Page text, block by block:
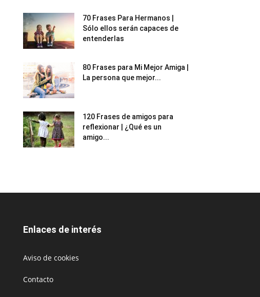
70 Frases Para Hermanos |
Sólo ellos serán capaces de
entenderlas
80 Frases para Mi Mejor Amiga |
La persona que mejor...
120 Frases de amigos para
reflexionar | ¿Qué es un
amigo...
Enlaces de interés
Aviso de cookies
Contacto